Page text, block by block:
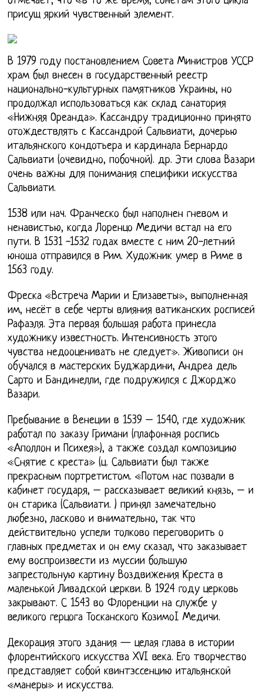
присущ яркий чувственный элемент.
В 1979 году постановлением Совета Министров УССР
храм был внесен в государственный реестр
национально-культурных памятников Украины, но
продолжал использоваться как склад санатория
«Нижняя Ореанда». Кассандру традиционно принято
отождествлять с Кассандрой Сальвиати, дочерью
итальянского кондотьера и кардинала Бернардо
Сальвиати (очевидно, побочной). др. Эти слова Вазари
очень важны для понимания специфики искусства
Сальвиати.
1538 или нач. Франческо был наполнен гневом и
ненавистью, когда Лоренцо Медичи встал на его
пути. В 1531 -1532 годах вместе с ним 20-летний
юноша отправился в Рим. Художник умер в Риме в
1563 году.
Фреска «Встреча Марии и Елизаветы», выполненная
им, несёт в себе черты влияния ватиканских росписей
Рафаэля. Эта первая большая работа принесла
художнику известность. Интенсивность этого
чувства недооценивать не следует». Живописи он
обучался в мастерских Буджардини, Андреа дель
Сарто и Бандинелли, где подружился с Джорджо
Вазари.
Пребывание в Венеции в 1539 – 1540, где художник
работал по заказу Гримани (плафонная роспись
«Аполлон и Психея»), а также создал композицию
«Снятие с креста» (ц. Сальвиати был также
прекрасным портретистом. «Потом нас позвали в
кабинет государя, – рассказывает великий князь, – и
он старика (Сальвиати. ) принял замечательно
любезно, ласково и внимательно, так что
действительно успели толково переговорить о
главных предметах и он ему сказал, что заказывает
ему воспроизвести из муссии большую
запрестольную картину Воздвижения Креста в
маленькой Ливадской церкви. В 1924 году церковь
закрывают. С 1543 во Флоренции на службе у
великого герцога Тосканского КозимоI Медичи.
Декорация этого здания — целая глава в истории
флорентийского искусства XVI века. Его творчество
представляет собой квинтэссенцию итальянской
«манеры» и искусства.